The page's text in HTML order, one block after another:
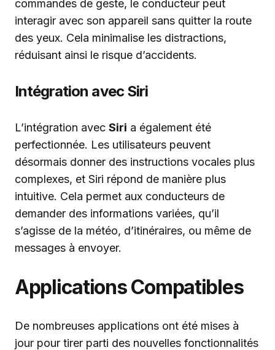
commandes de geste, le conducteur peut
interagir avec son appareil sans quitter la route
des yeux. Cela minimalise les distractions,
réduisant ainsi le risque d’accidents.
Intégration avec Siri
L’intégration avec Siri a également été
perfectionnée. Les utilisateurs peuvent
désormais donner des instructions vocales plus
complexes, et Siri répond de manière plus
intuitive. Cela permet aux conducteurs de
demander des informations variées, qu’il
s’agisse de la météo, d’itinéraires, ou même de
messages à envoyer.
Applications Compatibles
De nombreuses applications ont été mises à
jour pour tirer parti des nouvelles fonctionnalités